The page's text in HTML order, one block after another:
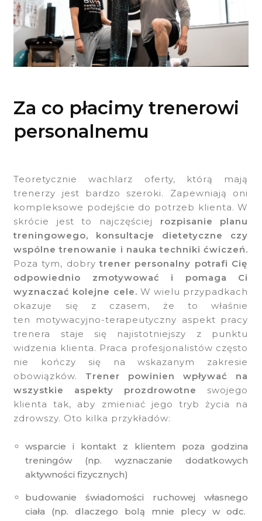
Za co płacimy trenerowi
personalnemu
Teoretycznie wachlarz oferty, którą mają
trenerzy jest bardzo szeroki. Zapewniają oni
kompleksowe podejście do potrzeb klienta. W
skrócie jest to najczęściej rozpisanie planu
treningowego, konsultacje dietetyczne czy
wspólne trenowanie i nauka techniki ćwiczeń.
Poza tym, dobrytrener personalny potrafi Cię
odpowiednio zmotywować i pomaga Ci
wyznaczać kolejne cele. W wielu przypadkach
okazuje się z czasem, że to właśnie
ten motywacyjno-terapeutyczny aspekt pracy
trenera staje się najistotniejszy z punktu
widzenia klienta. Praca profesjonalistów często
nie kończy się na wskazanym zakresie
obowiązków. Trener powinien wpływać na
wszystkie aspekty prozdrowotne
swojego
klienta tak, aby zmieniać jego tryb życia na
zdrowszy. Oto kilka przykładów:
wsparcie i kontakt z klientem poza godzina
treningów (np. wyznaczanie dodatkowych
aktywności fizycznych)
budowanie świadomości ruchowej własnego
ciała (np. dlaczego bolą mnie plecy w odc.